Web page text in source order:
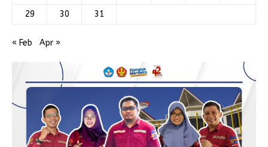
29
30 31
« Feb Apr »